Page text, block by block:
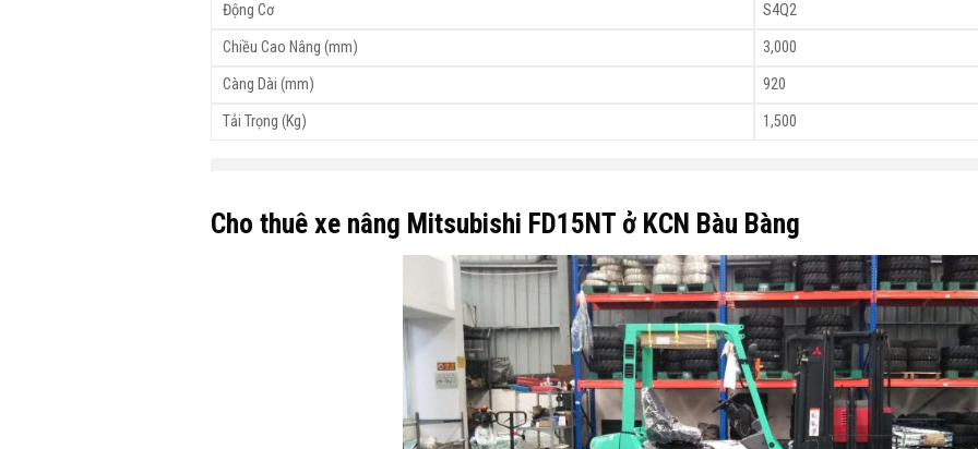
Động Cơ
S4Q2
Chiều Cao Nâng (mm)
3,000
Càng Dài (mm)
920
Tải Trọng (Kg)
1,500
Cho thuê xe nâng Mitsubishi FD15NT ở KCN Bàu Bàng